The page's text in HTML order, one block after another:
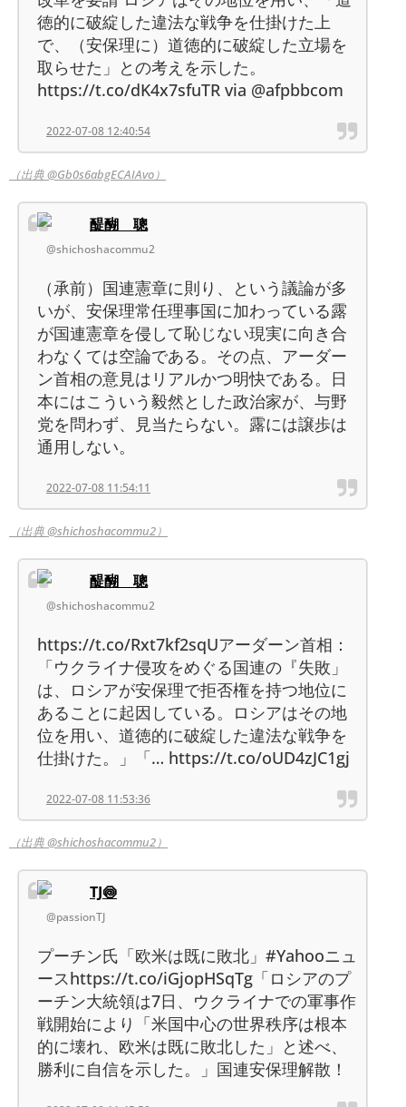
徳的に破綻した違法な戦争を仕掛けた上
で、（安保理に）道徳的に破綻した立場を
取らせた」との考えを示した。
https://t.co/dK4x7sfuTR via @afpbbcom
2022-07-08 12:40:54
（出典 @Gb0s6abgECAIAvo）
醍醐 聰
@shichoshacommu2
（承前）国連憲章に則り、という議論が多
いが、安保理常任理事国に加わっている露
が国連憲章を侵して恥じない現実に向き合
わなくては空論である。その点、アーダー
ン首相の意見はリアルかつ明快である。日
本にはこういう毅然とした政治家が、与野
党を問わず、見当たらない。露には譲歩は
通用しない。
2022-07-08 11:54:11
（出典 @shichoshacommu2）
醍醐 聰
@shichoshacommu2
https://t.co/Rxt7kf2sqUアーダーン首相：
「ウクライナ侵攻をめぐる国連の『失敗」
は、ロシアが安保理で拒否権を持つ地位に
あることに起因している。ロシアはその地
位を用い、道徳的に破綻した違法な戦争を
仕掛けた。」「… https://t.co/oUD4zJC1gj
2022-07-08 11:53:36
（出典 @shichoshacommu2）
TJ🍥
@passionTJ
プーチン氏「欧米は既に敗北」#Yahooニュ
ースhttps://t.co/iGjopHSqTg「ロシアのプ
ーチン大統領は7日、ウクライナでの軍事作
戦開始により「米国中心の世界秩序は根本
的に壊れ、欧米は既に敗北した」と述べ、
勝利に自信を示した。」国連安保理解散！